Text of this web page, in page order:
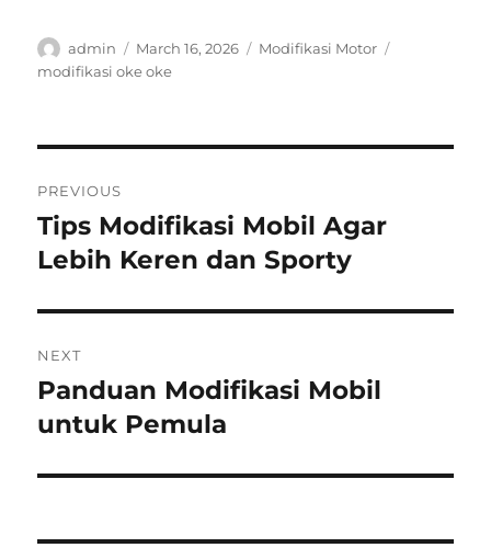
Author
admin
Posted
on
March 16, 2026 Categories
Modifikasi Motor
modifikasi oke oke
navigation
PREVIOUS
Previous
post:
Tips Modifikasi Mobil Agar
Lebih Keren dan Sporty
NEXT
Next
post:
Panduan Modifikasi Mobil
untuk Pemula